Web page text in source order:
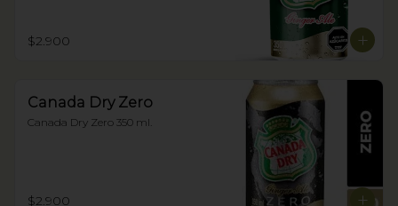
$2.900
Canada Dry Zero
Canada Dry Zero 350 ml.
$2.900